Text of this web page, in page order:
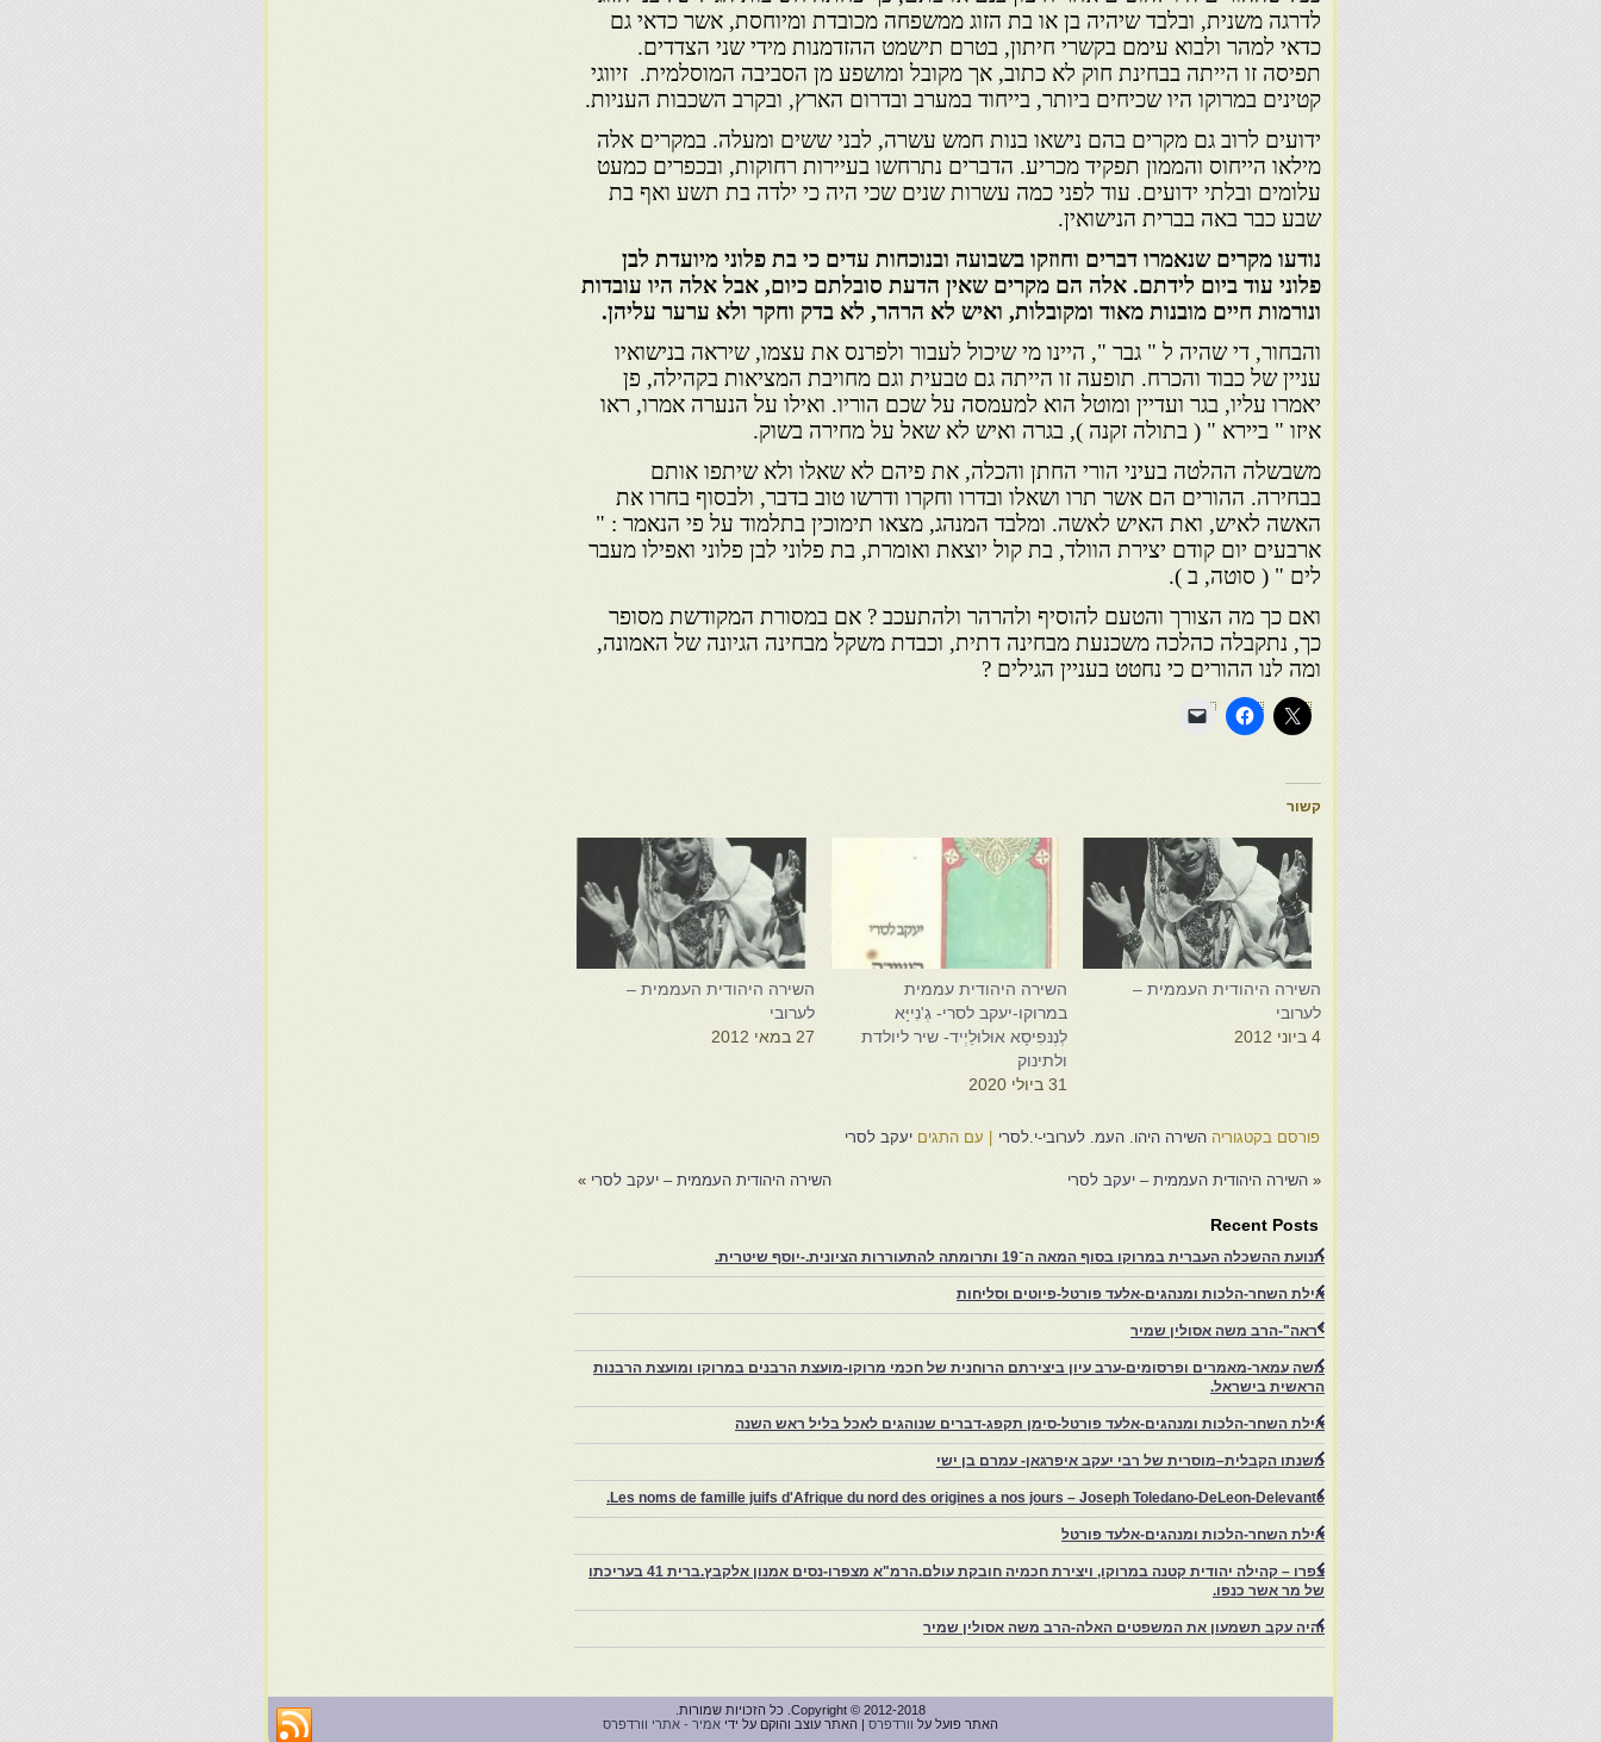
לדרגה משנית, ובלבד שיהיה בן או בת הזוג ממשפחה מכובדת ומיוחסת, אשר כדאי גם
כדאי למהר ולבוא עימם בקשרי חיתון, בטרם תישמט ההזדמנות מידי שני הצדדים.
תפיסה זו הייתה בבחינת חוק לא כתוב, אך מקובל ומושפע מן הסביבה המוסלמית. זיווגי
קטינים במרוקו היו שכיחים ביותר, בייחוד במערב ובדרום הארץ, ובקרב השכבות העניות.
ידועים לרוב גם מקרים בהם נישאו בנות חמש עשרה, לבני ששים ומעלה. במקרים אלה
מילאו הייחוס והממון תפקיד מכריע. הדברים נתרחשו בעיירות רחוקות, ובכפרים כמעט
עלומים ובלתי ידועים. עוד לפני כמה עשרות שנים שכי היה כי ילדה בת תשע ואף בת
שבע כבר באה בברית הנישואין.
נודעו מקרים שנאמרו דברים וחוזקו בשבועה ובנוכחות עדים כי בת פלוני מיועדת לבן
פלוני עוד ביום לידתם. אלה הם מקרים שאין הדעת סובלתם כיום, אבל אלה היו עובדות
ונורמות חיים מובנות מאוד ומקובלות, ואיש לא הרהר, לא בדק וחקר ולא ערער עליהן.
והבחור, די שהיה ל " גבר ", היינו מי שיכול לעבור ולפרנס את עצמו, שיראה בנישואיו
עניין של כבוד והכרח. תופעה זו הייתה גם טבעית וגם מחויבת המציאות בקהילה, פן
יאמרו עליו, בגר ועדיין ומוטל הוא למעמסה על שכם הוריו. ואילו על הנערה אמרו, ראו
איזו " ביירא " ( בתולה זקנה ), בגרה ואיש לא שאל על מחירה בשוק.
משבשלה ההלטה בעיני הורי החתן והכלה, את פיהם לא שאלו ולא שיתפו אותם
בבחירה. ההורים הם אשר תרו ושאלו ובדרו וחקרו ודרשו טוב בדבר, ולבסוף בחרו את
האשה לאיש, ואת האיש לאשה. ומלבד המנהג, מצאו תימוכין בתלמוד על פי הנאמר : "
ארבעים יום קודם יצירת הוולד, בת קול יוצאת ואומרת, בת פלוני לבן פלוני ואפילו מעבר
לים " ( סוטה, ב ).
ואם כך מה הצורך והטעם להוסיף ולהרהר ולהתעכב ? אם במסורת המקודשת מסופר
כך, נתקבלה כהלכה משכנעת מבחינה דתית, וכבדת משקל מבחינה הגיונה של האמונה,
ומה לנו ההורים כי נחטט בעניין הגילים ?
קשור
השירה היהודית העממית –
לערובי
4 ביוני 2012
השירה היהודית עממית
במרוקו-יעקב לסרי- גְ'נִייָּא
לְנְנּפִיסָא אוּלוּלַיְיד- שיר ליולדת
ולתינוק
31 ביולי 2020
השירה היהודית העממית –
לערובי
27 במאי 2012
פורסם בקטגוריה השירה היהו. העמ. לערובי-י.לסרי עם התגים יעקב לסרי
« השירה היהודית העממית – יעקב לסרי השירה היהודית העממית – יעקב לסרי »
Recent Posts
תנועת ההשכלה העברית במרוקו בסוף המאה ה־19 ותרומתה להתעוררות הציונית.-יוסף שיטרית.
אילת השחר-הלכות ומנהגים-אלעד פורטל-פיוטים וסליחות
"ראה"-הרב משה אסולין שמיר
משה עמאר-מאמרים ופרסומים-ערב עיון ביצירתם הרוחנית של חכמי מרוקו-מועצת הרבנים במרוקו ומועצת הרבנות
הראשית בישראל.
אילת השחר-הלכות ומנהגים-אלעד פורטל-סימן תקפג-דברים שנוהגים לאכל בליל ראש השנה
משנתו הקבלית–מוסרית של רבי יעקב איפרגאן- עמרם בן ישי
Les noms de famille juifs d'Afrique du nord des origines a nos jours – Joseph Toledano-DeLeon-Delevante.
אילת השחר-הלכות ומנהגים-אלעד פורטל
צפרו – קהילה יהודית קטנה במרוקו, ויצירת חכמיה חובקת עולם.הרמ"א מצפרו-נסים אמנון אלקבץ.ברית 41 בעריכתו
של מר אשר כנפו.
והיה עקב תשמעון את המשפטים האלה-הרב משה אסולין שמיר
Copyright © 2012-2018. כל הזכויות שמורות.
האתר פועל על וורדפרס | האתר עוצב והוקם על ידי אמיר - אתרי וורדפרס